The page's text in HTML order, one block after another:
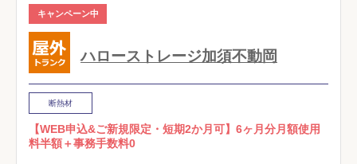
キャンペーン中
ハローストレージ加須不動岡
断熱材
【WEB申込&ご新規限定・短期2か月可】6ヶ月分月額使用
料半額＋事務手数料0